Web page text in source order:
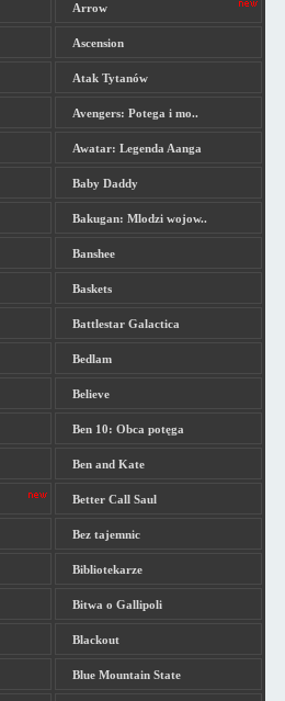
Arrow
Ascension
Atak Tytanów
Avengers: Potega i mo..
Awatar: Legenda Aanga
Baby Daddy
Bakugan: Mlodzi wojow..
Banshee
Baskets
Battlestar Galactica
Bedlam
Believe
Ben 10: Obca potęga
Ben and Kate
Better Call Saul
Bez tajemnic
Bibliotekarze
Bitwa o Gallipoli
Blackout
Blue Mountain State